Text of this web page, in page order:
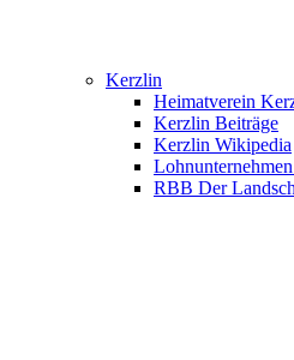
Kerzlin
Heimatverein
Kerzlin Beiträge
Kerzlin Wikipedia
RBB Der